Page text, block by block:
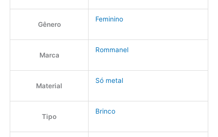
Gênero
Feminino
Marca
Rommanel
Material
Só metal
Tipo
Brinco